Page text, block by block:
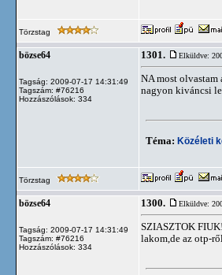
Törzstag
bözse64
Tagság: 2009-07-17 14:31:49
Tagszám: #76216
Hozzászólások: 334
1301. Elküldve:
NA most
nagyon kiváncsi
Téma: Közéleti
Törzstag
bözse64
Tagság: 2009-07-17 14:31:49
Tagszám: #76216
Hozzászólások: 334
1300. Elküldve:
SZIASZTOK
lakom,de az otp-